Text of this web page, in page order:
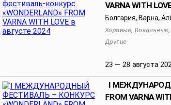
VARNA WITH
Болгария, Варна,
Хоровые, Вокальные
Другие
23 — 28 августа
I
FROM VARNA